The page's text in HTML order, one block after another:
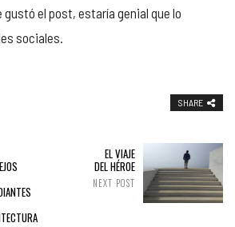
el post, estaría genial que lo
sociales.
SHARE
EL VIAJE
DEL HÉROE
NEXT POST